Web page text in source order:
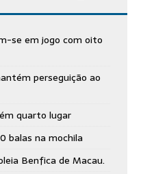
se em jogo com oito
perseguição ao
quarto lugar
balas na mochila
Benfica de Macau.